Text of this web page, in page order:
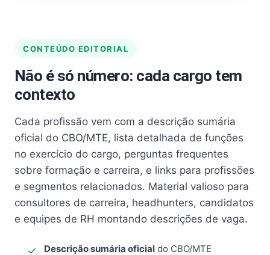
CONTEÚDO EDITORIAL
Não é só número: cada cargo tem
contexto
Cada profissão vem com a descrição sumária
oficial do CBO/MTE, lista detalhada de funções
no exercício do cargo, perguntas frequentes
sobre formação e carreira, e links para profissões
e segmentos relacionados. Material valioso para
consultores de carreira, headhunters, candidatos
e equipes de RH montando descrições de vaga.
Descrição sumária oficial do CBO/MTE